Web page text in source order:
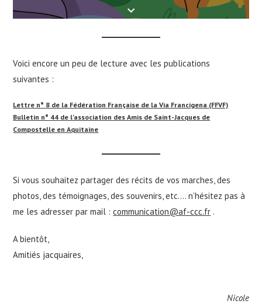
Voici encore un peu de lecture avec les publications
suivantes :
Lettre n° 8 de la Fédération Française de la Via Francigena (FFVF)
Bulletin n° 44 de l’association des Amis de Saint-Jacques de
Compostelle en Aquitaine
Si vous souhaitez partager des récits de vos marches, des
photos, des témoignages, des souvenirs, etc…. n’hésitez pas à
me les adresser par mail :communication@af-ccc.fr .
A bientôt,
Amitiés jacquaires,
Nicole